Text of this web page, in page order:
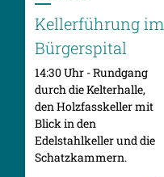
Kellerführung im
Bürgerspital
14:30 Uhr - Rundgang
durch die Kelterhalle,
den Holzfasskeller mit
Blick in den
Edelstahlkeller und die
Schatzkammern.